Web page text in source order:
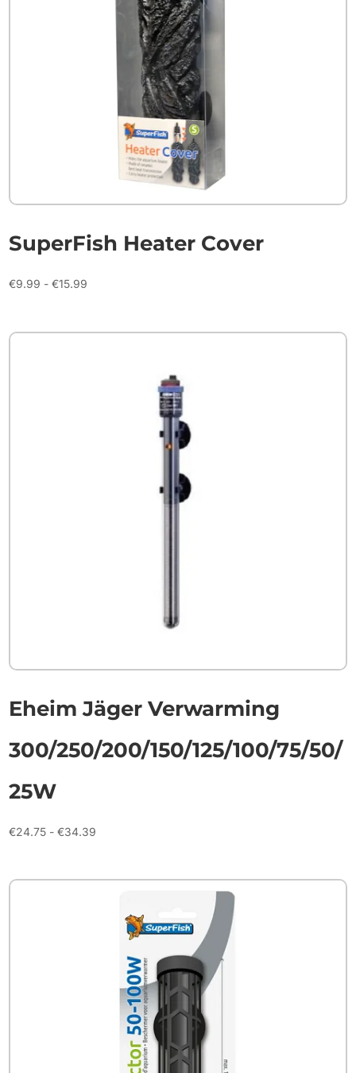
SuperFish Heater Cover
€9.99 - €15.99
€15.99
Eheim Jäger Verwarming
300/250/200/150/125/100/75/50/
25W
€24.75 - €34.39